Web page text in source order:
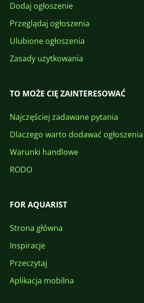
Dodaj ogłoszenie
Przeglądaj ogłoszenia
Ulubione ogłoszenia
Zasady użytkowania
TO MOŻE CIĘ ZAINTERESOWAĆ
Najczęściej zadawane pytania
Dlaczego warto dodawać ogłoszenia
Warunki handlowe
RODO
FOR AQUARIST
Strona główna
Inspiracje
Przeczytaj
Aplikacja mobilna